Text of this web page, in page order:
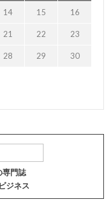
14 15 16
21 22 23
28 29 30
専門誌
ジネス